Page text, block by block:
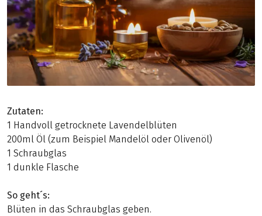
Zutaten:
1 Handvoll getrocknete Lavendelblüten
200ml Öl (zum Beispiel Mandelöl oder Olivenöl)
1 Schraubglas
1 dunkle Flasche
So geht´s:
Blüten in das Schraubglas geben.